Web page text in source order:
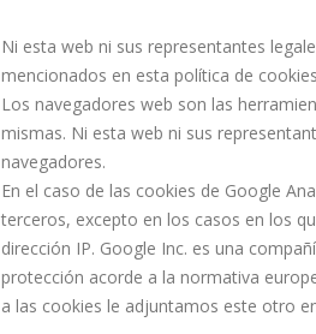
Ni esta web ni sus representantes
mencionados en esta política de
Los navegadores web son las
mismas. Ni esta web ni sus
navegadores.
En el caso de las cookies de Google
terceros, excepto en los casos en los
dirección IP. Google Inc. es una
protección acorde a la normativa
a las cookies le adjuntamos este otro